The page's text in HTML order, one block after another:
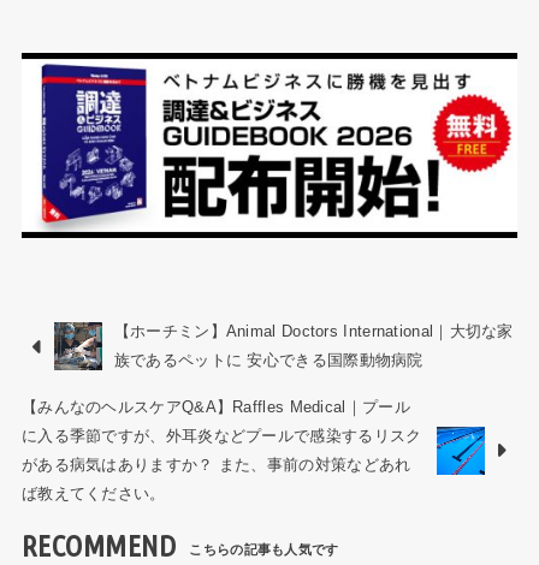
【ホーチミン】Animal Doctors International｜大切な家
族であるペットに 安心できる国際動物病院
【みんなのヘルスケアQ&A】Raffles Medical｜プール
に入る季節ですが、外耳炎などプールで感染するリスク
がある病気はありますか？ また、事前の対策などあれ
ば教えてください。
RECOMMEND